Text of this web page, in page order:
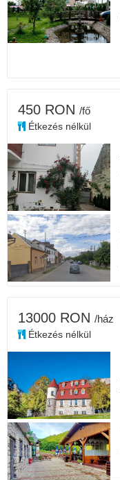
450 RON /fő
Étkezés nélkül
13000 RON /ház
Étkezés nélkül